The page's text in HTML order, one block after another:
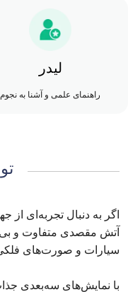
لیدر
راهنمای علمی و آشنا به نجوم
اگر به دنبال تجربه‌ای از
آتش مقصدی متفاوت و
سیارات و صورت‌های
با نمایش‌های سه‌بعدی